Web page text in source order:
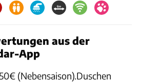
aus der
App
(Nebensaison).Duschen